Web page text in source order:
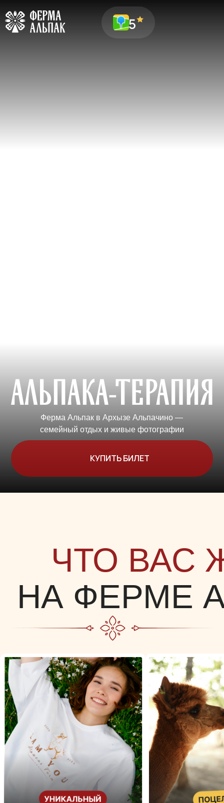
Ферма Альпак в Архызе Альпачино —
семейный отдых и живые фотографии
КУПИТЬ БИЛЕТ
ЧТО ВАС ЖДЁТ
НА ФЕРМЕ